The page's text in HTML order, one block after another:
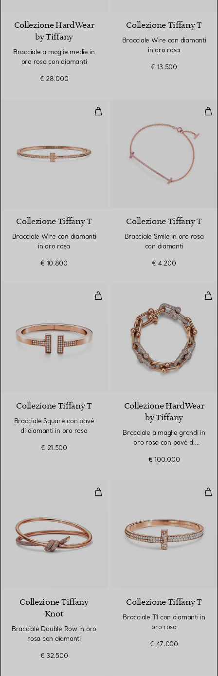
Collezione HardWear
by Tiffany
Bracciale a maglie medie in
oro rosa con diamanti
€ 28.000
Collezione Tiffany T
Bracciale Wire con diamanti
in oro rosa
€ 13.500
Bracciale Wire con diamanti in
Collezione Tiffany T
Bracciale Wire con diamanti
in oro rosa
€ 10.800
Collezione Tiffany T
Bracciale Smile in oro rosa
con diamanti
€ 4.200
Bracciale Square con pavé di
Collezione Tiffany T
Bracciale Square con pavé
di diamanti in oro rosa
€ 21.500
Collezione HardWear
by Tiffany
Bracciale a maglie grandi in
oro rosa con pavé di
€ 100.000
Bracciale Double Row in oro
Collezione Tiffany
Knot
Bracciale Double Row in oro
rosa con diamanti
€ 32.500
Collezione Tiffany T
Bracciale T1 con diamanti in
oro rosa
€ 47.000